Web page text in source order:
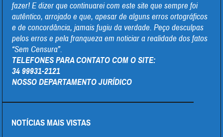
fazer! E dizer que continuarei com este site que sempre foi
autêntico, arrojado e que, apesar de alguns erros ortográficos
e de concordância, jamais fugiu da verdade. Peço desculpas
pelos erros e pela franqueza em noticiar a realidade dos fatos
“Sem Censura”.
TELEFONES PARA CONTATO COM O SITE:
34 99931-2121
NOSSO DEPARTAMENTO JURÍDICO
NOTÍCIAS MAIS VISTAS